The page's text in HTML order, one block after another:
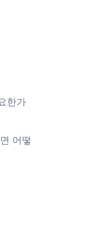
한가
어떻